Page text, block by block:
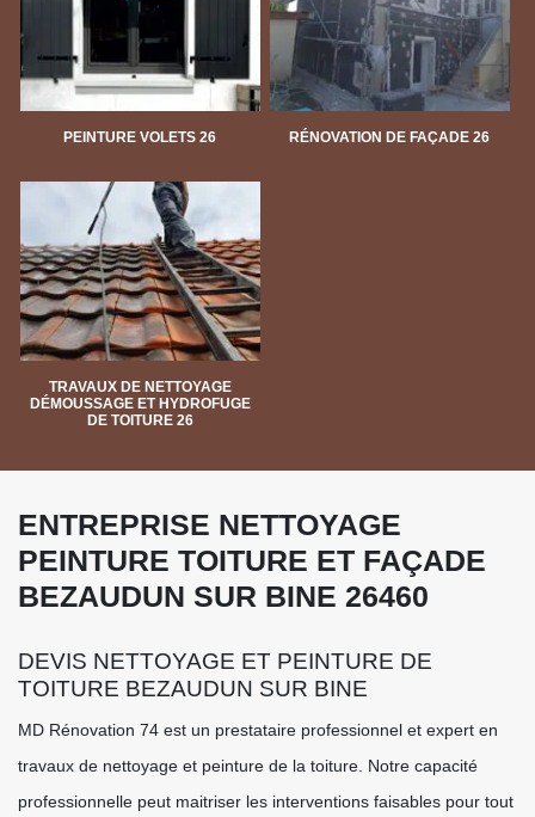
PEINTURE VOLETS 26 RÉNOVATION DE FAÇADE 26
TRAVAUX DE NETTOYAGE
DÉMOUSSAGE ET HYDROFUGE
DE TOITURE 26
ENTREPRISE NETTOYAGE
PEINTURE TOITURE ET FAÇADE
BEZAUDUN SUR BINE 26460
DEVIS NETTOYAGE ET PEINTURE DE
TOITURE BEZAUDUN SUR BINE
MD Rénovation 74 est un prestataire professionnel et expert en
travaux de nettoyage et peinture de la toiture. Notre capacité
professionnelle peut maitriser les interventions faisables pour tout